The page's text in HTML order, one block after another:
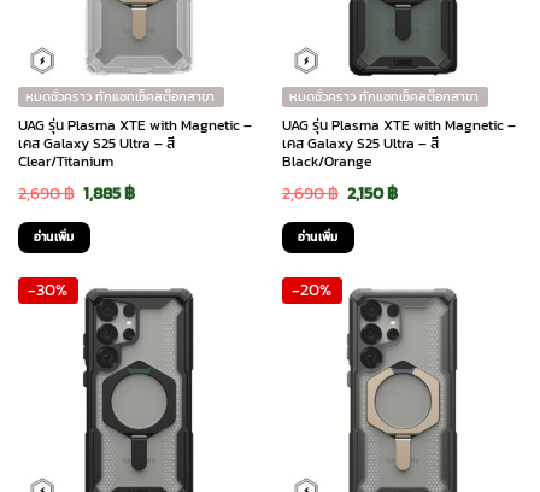
หมดชั่วคราว ทักแชทเช็คสต๊อกสาขา
UAG รุ่น Plasma XTE with Magnetic –
เคส Galaxy S25 Ultra – สี
Clear/Titanium
2,690฿ Original
price
was:
2,690 ฿.
1,885฿Current
1,885 ฿.
อ่านเพิ่ม
หมดชั่วคราว ทักแชทเช็คสต๊อกสาขา
UAG รุ่น Plasma XTE with Magnetic –
เคส Galaxy S25 Ultra – สี
Black/Orange
2,690฿ Original
price
was:
2,690 ฿.
2,150฿Current
2,150 ฿.
อ่านเพิ่ม
-30% -20%